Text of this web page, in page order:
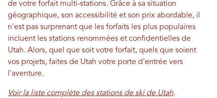
de votre forfait multi-stations. Grâce à sa situation
géographique, son accessibilité et son prix abordable, il
n'est pas surprenant que les forfaits les plus populaires
incluent les stations renommées et confidentielles de
Utah. Alors, quel que soit votre forfait, quels que soient
vos projets, faites de Utah votre porte d'entrée vers
l'aventure.
Voir la liste complète des stations de ski de Utah.